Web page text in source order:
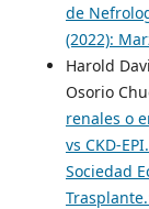
de
(2022):
Harold
Osorio
renales o
vs CKD-
Sociedad